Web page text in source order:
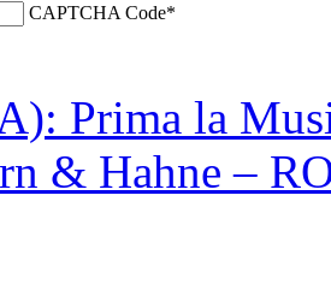
CAPTCHA Code*
Prima la
& Hahne –